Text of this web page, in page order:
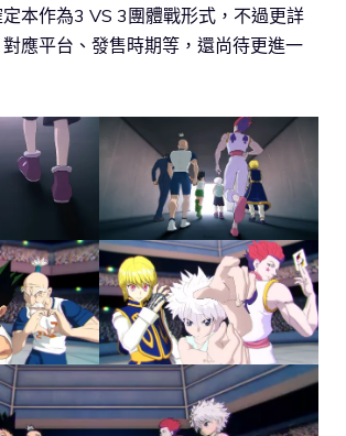
本作為3 VS 3團體戰形式，不過更詳
應平台、發售時期等，還尚待更進一